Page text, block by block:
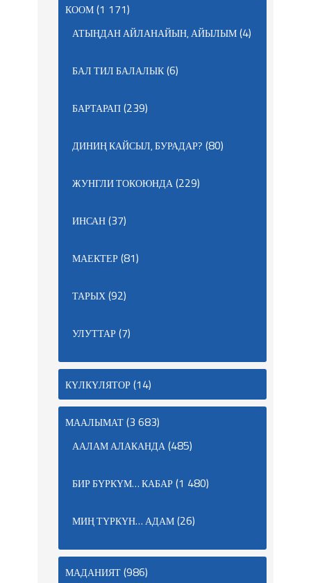
КООМ(1 171)
АТЫҢДАН АЙЛАНАЙЫН, АЙЫЛЫМ(4)
БАЛ ТИЛ БАЛАЛЫК(6)
БАРТАРАП(239)
ДИНИҢ КАЙСЫЛ, БУРАДАР? (80)
ЖУНГЛИ ТОКОЮНДА(229)
ИНСАН(37)
МАЕКТЕР(81)
ТАРЫХ(92)
УЛУТТАР(7)
КҮЛКҮЛЯТОР(14)
МААЛЫМАТ(3 683)
ААЛАМ АЛАКАНДА(485)
БИР БҮРКҮМ… КАБАР(1 480)
МИҢ ТҮРКҮН… АДАМ(26)
МАДАНИЯТ(986)